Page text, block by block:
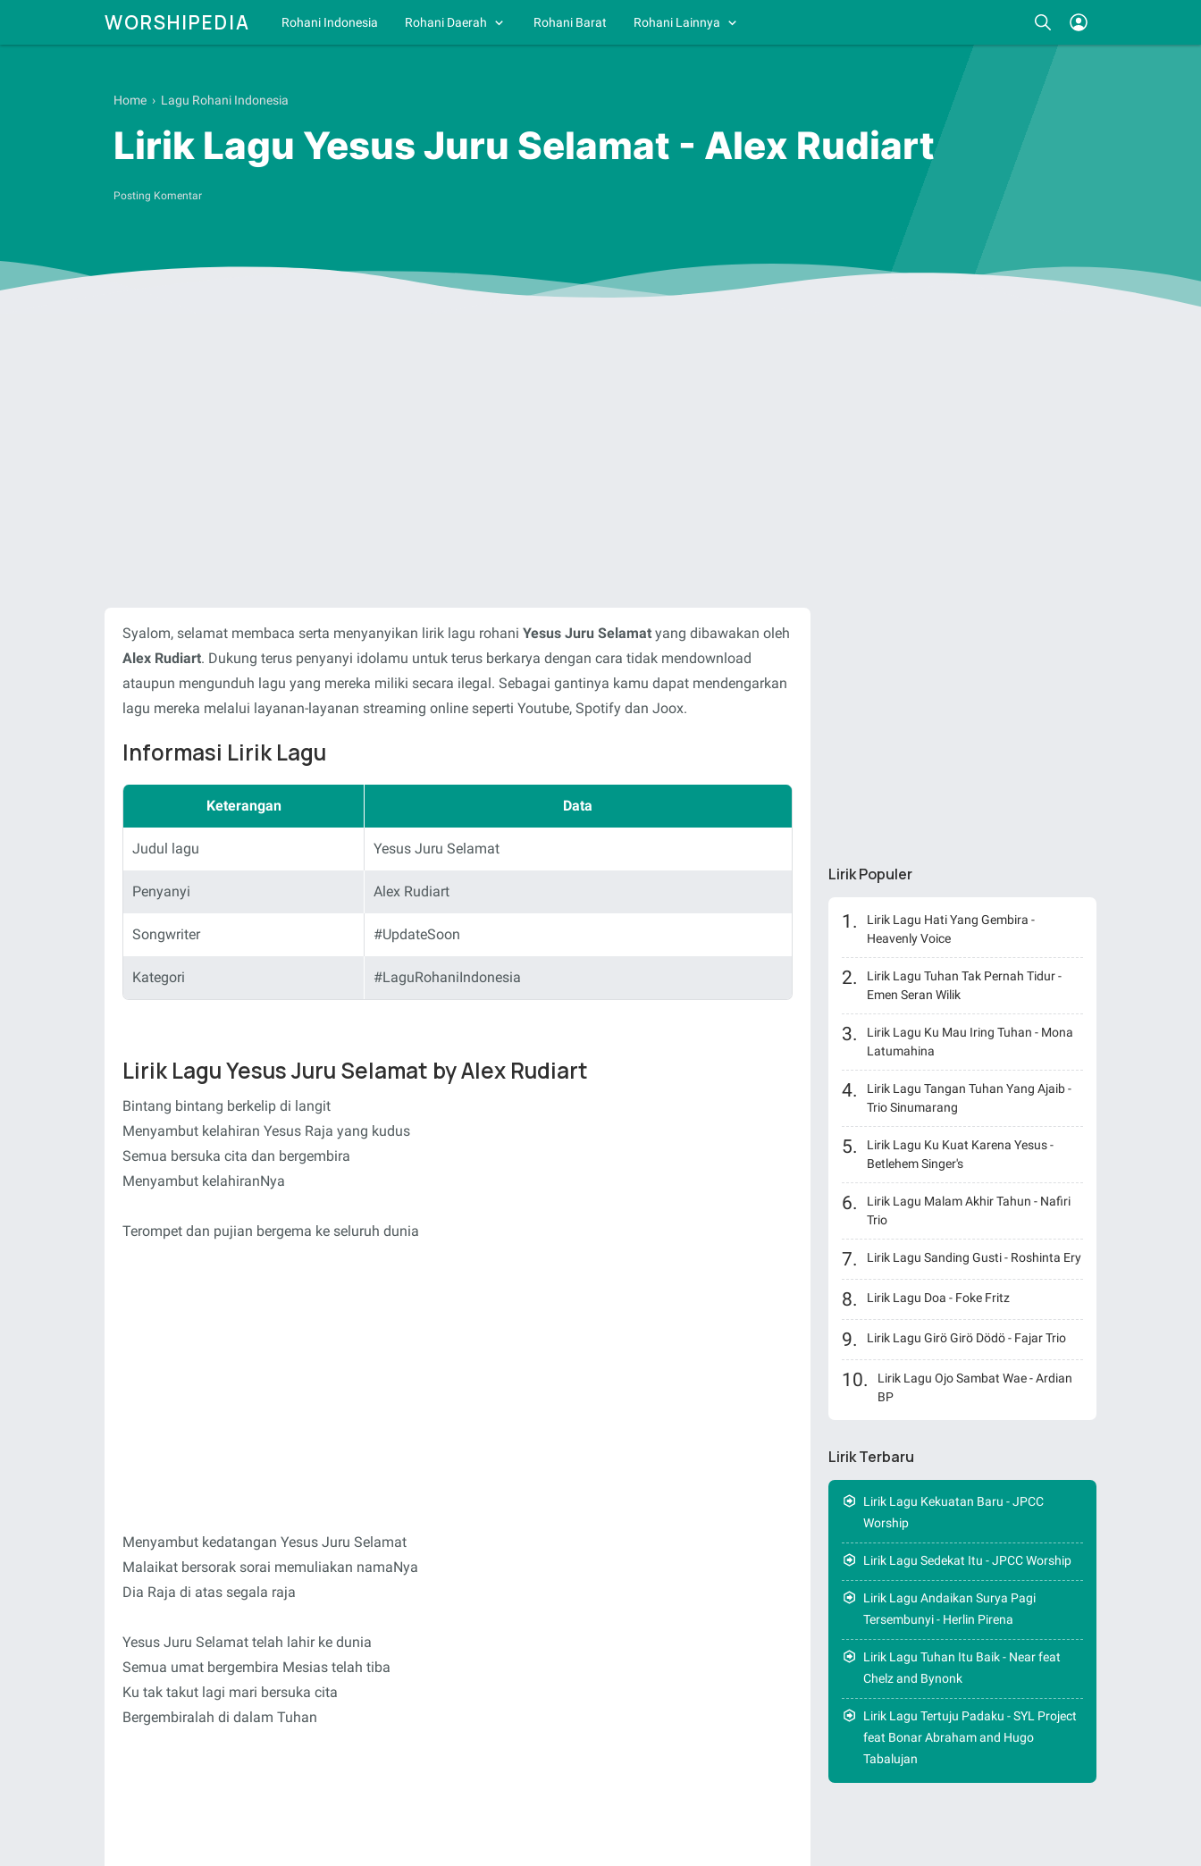
WORSHIPEDIA Rohani Indonesia Rohani Daerah Rohani Barat Rohani Lainnya
Home › Lagu Rohani Indonesia
Lirik Lagu Yesus Juru Selamat - Alex Rudiart
Posting Komentar
Syalom, selamat membaca serta menyanyikan lirik lagu rohani Yesus Juru Selamat yang dibawakan oleh
Alex Rudiart. Dukung terus penyanyi idolamu untuk terus berkarya dengan cara tidak mendownload
ataupun mengunduh lagu yang mereka miliki secara ilegal. Sebagai gantinya kamu dapat mendengarkan
lagu mereka melalui layanan-layanan streaming online seperti Youtube, Spotify dan Joox.
Informasi Lirik Lagu
Keterangan Data
Judul lagu Yesus Juru Selamat
Penyanyi Alex Rudiart
Songwriter #UpdateSoon
Kategori #LaguRohaniIndonesia
Lirik Lagu Yesus Juru Selamat by Alex Rudiart
Bintang bintang berkelip di langit
Menyambut kelahiran Yesus Raja yang kudus
Semua bersuka cita dan bergembira
Menyambut kelahiranNya
Terompet dan pujian bergema ke seluruh dunia
Menyambut kedatangan Yesus Juru Selamat
Malaikat bersorak sorai memuliakan namaNya
Dia Raja di atas segala raja
Yesus Juru Selamat telah lahir ke dunia
Semua umat bergembira Mesias telah tiba
Ku tak takut lagi mari bersuka cita
Bergembiralah di dalam Tuhan
Lirik Populer
Lirik Lagu Hati Yang Gembira -
Heavenly Voice
Lirik Lagu Tuhan Tak Pernah Tidur -
Emen Seran Wilik
Lirik Lagu Ku Mau Iring Tuhan - Mona
Latumahina
Lirik Lagu Tangan Tuhan Yang Ajaib -
Trio Sinumarang
Lirik Lagu Ku Kuat Karena Yesus -
Betlehem Singer's
Lirik Lagu Malam Akhir Tahun - Nafiri
Trio
Lirik Lagu Sanding Gusti - Roshinta Ery
Lirik Lagu Doa - Foke Fritz
Lirik Lagu Girö Girö Dödö - Fajar Trio
Lirik Lagu Ojo Sambat Wae - Ardian
BP
Lirik Terbaru
Lirik Lagu Kekuatan Baru - JPCC
Worship
Lirik Lagu Sedekat Itu - JPCC Worship
Lirik Lagu Andaikan Surya Pagi
Tersembunyi - Herlin Pirena
Lirik Lagu Tuhan Itu Baik - Near feat
Chelz and Bynonk
Lirik Lagu Tertuju Padaku - SYL Project
feat Bonar Abraham and Hugo
Tabalujan